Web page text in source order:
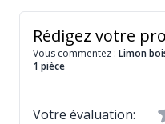
Rédigez votre
Vous commentez : Limon
1 pièce
Votre évaluation: